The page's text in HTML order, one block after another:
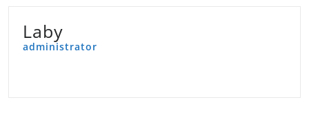
Laby
administrator